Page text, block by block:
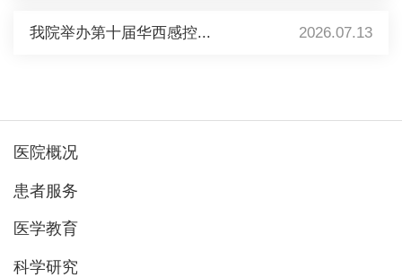
我院举办第十届华西感控... 2026.07.13
医院概况
患者服务
医学教育
科学研究